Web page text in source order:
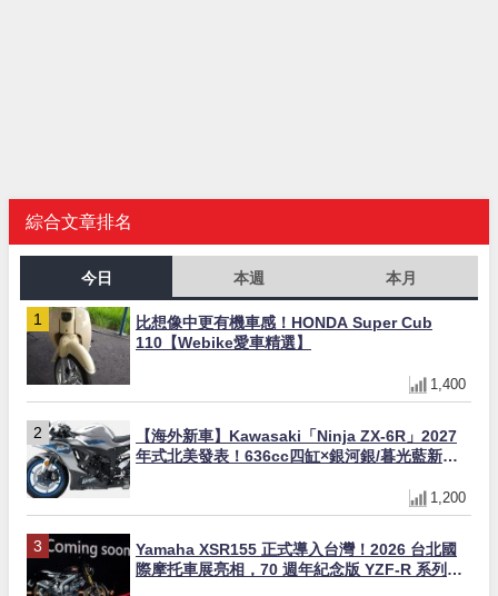
綜合文章排名
今日 本週 本月
比想像中更有機車感！HONDA Super Cub
110【Webike愛車精選】
1,400
【海外新車】Kawasaki「Ninja ZX-6R」2027
年式北美發表！636cc四缸×銀河銀/暮光藍新色
1,200
Yamaha XSR155 正式導入台灣！2026 台北國
際摩托車展亮相，70 週年紀念版 YZF-R 系列限